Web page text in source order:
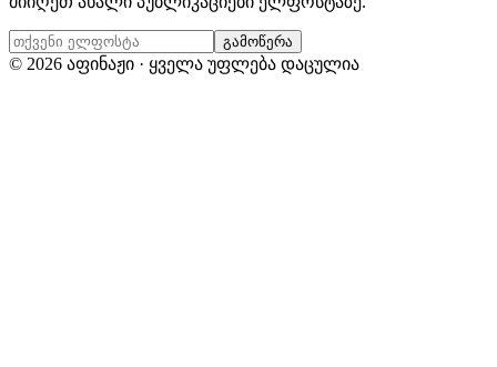
გამოწერა
© 2026 აფინაჟი · ყველა უფლება დაცულია